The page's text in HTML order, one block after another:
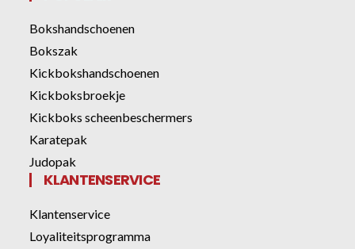
Bokshandschoenen
Bokszak
Kickbokshandschoenen
Kickboksbroekje
Kickboks scheenbeschermers
Karatepak
Judopak
KLANTENSERVICE
Klantenservice
Loyaliteitsprogramma